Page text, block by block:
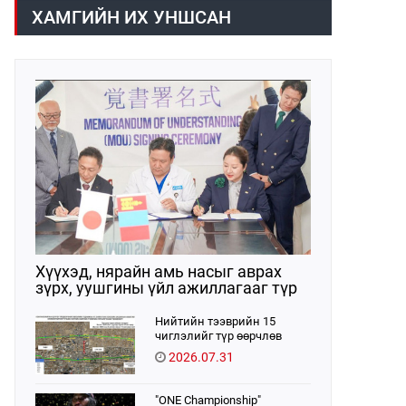
газраас танилцууллаа.
/02:30 цагт/ 7 вагон буюу 420 тонн
АИ-92 автобензин орж иржээ.
ХАМГИЙН ИХ УНШСАН
Хүүхэд, нярайн амь насыг аврах
зүрх, уушгины үйл ажиллагааг түр
ЭХЭМҮТ-д нэвтрүүлнэНийтийн тээврийн 15
чиглэлийг түр өөрчлөв
2026.07.31
"ONE Championship"